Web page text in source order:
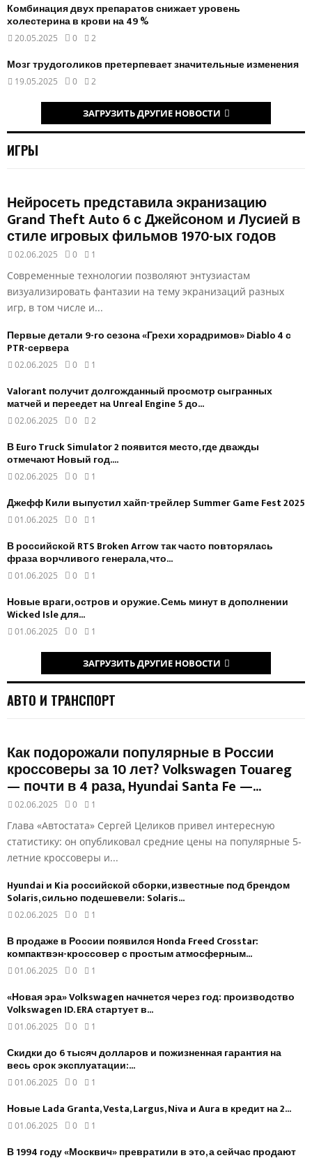
Комбинация двух препаратов снижает уровень
холестерина в крови на 49 %
20.05.2025 0 2
Мозг трудоголиков претерпевает значительные изменения
19.05.2025 0 2
ЗАГРУЗИТЬ ДРУГИЕ НОВОСТИ
ИГРЫ
Нейросеть представила экранизацию
Grand Theft Auto 6 с Джейсоном и Лусией в
стиле игровых фильмов 1970-ых годов
02.06.2025 0 1
Современные технологии позволяют энтузиастам
визуализировать фантазии на тему экранизаций разных
игр, в том числе и...
Первые детали 9-го сезона «Грехи хорадримов» Diablo 4 с
PTR-сервера
02.06.2025 0 1
Valorant получит долгожданный просмотр сыгранных
матчей и переедет на Unreal Engine 5 до...
02.06.2025 0 2
В Euro Truck Simulator 2 появится место, где дважды
отмечают Новый год....
02.06.2025 0 1
Джефф Кили выпустил хайп-трейлер Summer Game Fest 2025
01.06.2025 0 1
В российской RTS Broken Arrow так часто повторялась
фраза ворчливого генерала, что...
01.06.2025 0 1
Новые враги, остров и оружие. Семь минут в дополнении
Wicked Isle для...
01.06.2025 0 1
ЗАГРУЗИТЬ ДРУГИЕ НОВОСТИ
АВТО И ТРАНСПОРТ
Как подорожали популярные в России
кроссоверы за 10 лет? Volkswagen Touareg
— почти в 4 раза, Hyundai Santa Fe —...
02.06.2025 0 1
Глава «Автостата» Сергей Целиков привел интересную
статистику: он опубликовал средние цены на популярные 5-
летние кроссоверы и...
Hyundai и Kia российской сборки, известные под брендом
Solaris, сильно подешевели: Solaris...
02.06.2025 0 1
В продаже в России появился Honda Freed Crosstar:
компактвэн-кроссовер с простым атмосферным...
01.06.2025 0 1
«Новая эра» Volkswagen начнется через год: производство
Volkswagen ID. ERA стартует в...
01.06.2025 0 1
Скидки до 6 тысяч долларов и пожизненная гарантия на
весь срок эксплуатации:...
01.06.2025 0 1
Новые Lada Granta, Vesta, Largus, Niva и Aura в кредит на 2...
01.06.2025 0 1
В 1994 году «Москвич» превратили в это, а сейчас продают